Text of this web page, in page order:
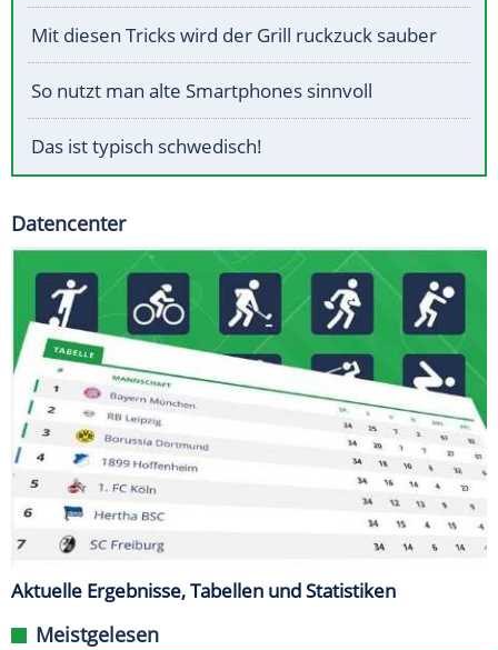
Mit diesen Tricks wird der Grill ruckzuck sauber
So nutzt man alte Smartphones sinnvoll
Das ist typisch schwedisch!
Datencenter
Aktuelle Ergebnisse, Tabellen und Statistiken
Meistgelesen